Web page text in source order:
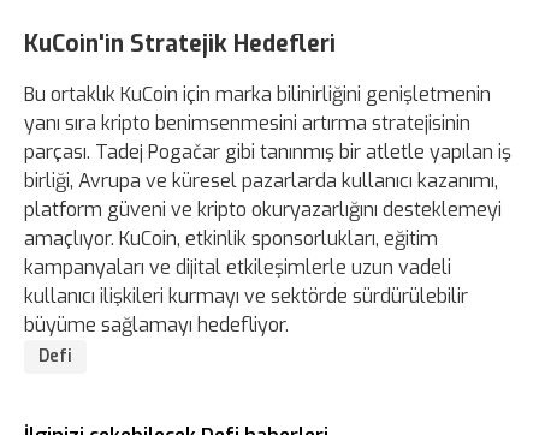
KuCoin'in Stratejik Hedefleri
Bu ortaklık KuCoin için marka bilinirliğini genişletmenin
yanı sıra kripto benimsenmesini artırma stratejisinin
parçası. Tadej Pogačar gibi tanınmış bir atletle yapılan iş
birliği, Avrupa ve küresel pazarlarda kullanıcı kazanımı,
platform güveni ve kripto okuryazarlığını desteklemeyi
amaçlıyor. KuCoin, etkinlik sponsorlukları, eğitim
kampanyaları ve dijital etkileşimlerle uzun vadeli
kullanıcı ilişkileri kurmayı ve sektörde sürdürülebilir
büyüme sağlamayı hedefliyor.
Defi